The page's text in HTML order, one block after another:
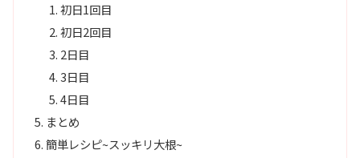
初日1回目
初日2回目
2日目
3日目
4日目
まとめ
簡単レシピ~スッキリ大根~